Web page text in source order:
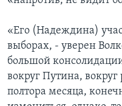
«Его (Надеждина)
выборах, - уверен
большой
вокруг Путина, вокруг
полтора месяца,